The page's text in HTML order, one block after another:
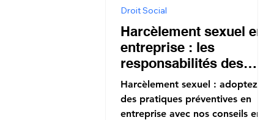
Harcèlement sexuel en
entreprise : les
responsabilités des
employeurs et les
bonnes pratiques à
adopter
Harcèlement sexuel : adoptez
des pratiques préventives en
entreprise avec nos conseils en
Droit Social